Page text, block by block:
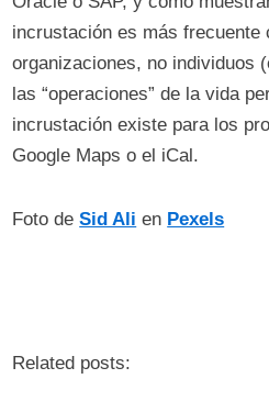
incrustación es más frecuente
organizaciones, no individuos
las “operaciones” de la vida
incrustación existe para los
Google Maps o el iCal.
Foto deSid Ali en Pexels
Related posts: